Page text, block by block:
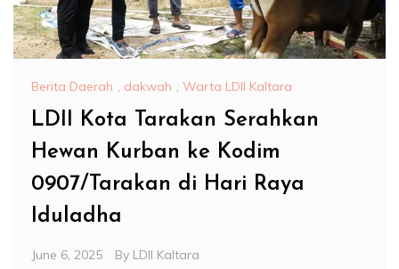
Berita Daerah , dakwah , Warta LDII Kaltara
LDII Kota Tarakan Serahkan
Hewan Kurban ke Kodim
0907/Tarakan di Hari Raya
Iduladha
June 6, 2025 By LDII Kaltara